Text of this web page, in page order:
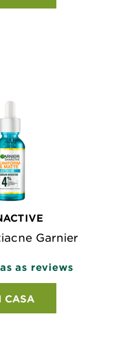
Garnier
on reviews
as reviews
CASA